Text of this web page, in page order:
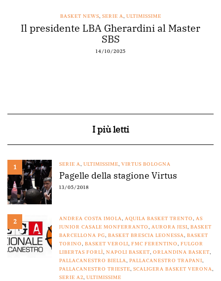
BASKET NEWS, SERIE A, ULTIMISSIME
Il presidente LBA Gherardini al Master
SBS
14/10/2025
I più letti
1 SERIE A, ULTIMISSIME, VIRTUS BOLOGNA
Pagelle della stagione Virtus
13/05/2018
2 ANDREA COSTA IMOLA, AQUILA BASKET TRENTO, AS
JUNIOR CASALE MONFERRANTO, AURORA JESI, BASKET
BARCELLONA PG, BASKET BRESCIA LEONESSA, BASKET
TORINO, BASKET VEROLI, FMC FERENTINO, FULGOR
LIBERTAS FORLÌ, NAPOLI BASKET, ORLANDINA BASKET,
PALLACANESTRO BIELLA, PALLACANESTRO TRAPANI,
PALLACANESTRO TRIESTE, SCALIGERA BASKET VERONA,
SERIE A2, ULTIMISSIME